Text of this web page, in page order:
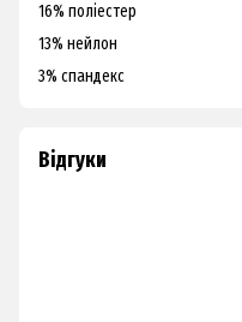
16% поліестер
13% нейлон
3% спандекс
Відгуки